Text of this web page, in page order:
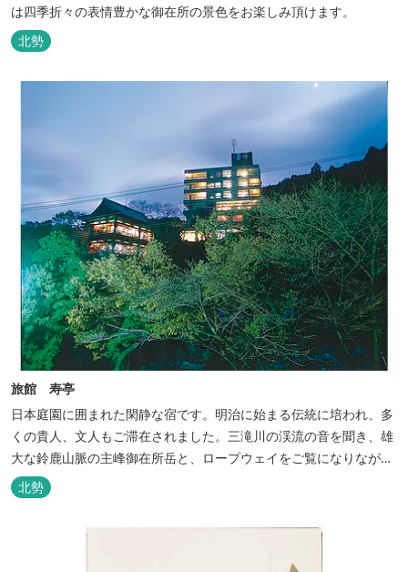
は四季折々の表情豊かな御在所の景色をお楽しみ頂けます。
北勢
旅館 寿亭
日本庭園に囲まれた閑静な宿です。明治に始まる伝統に培われ、多
くの貴人、文人もご滞在されました。三滝川の渓流の音を聞き、雄
大な鈴鹿山脈の主峰御在所岳と、ロープウェイをご覧になりながら
お入りいただく露天風呂は気持ちがいいです。 また、庭園にある昭
和初期の離れの客間を改装した貸切風呂（６タイプ）はレトロクラ
北勢